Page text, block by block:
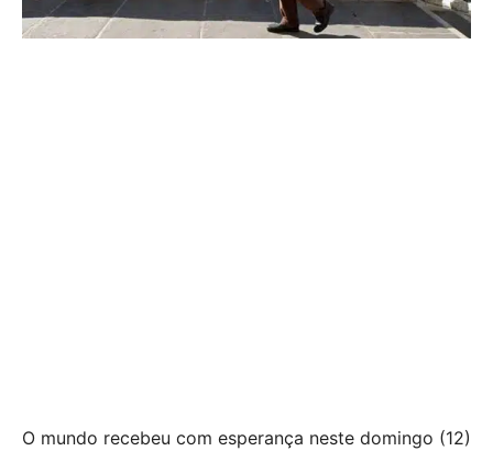
O mundo recebeu com esperança neste domingo (12)